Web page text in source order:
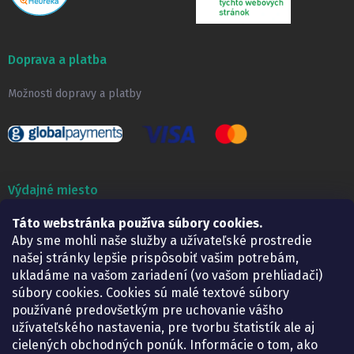
Táto webstránka používa súbory cookies.
Aby sme mohli naše služby a užívateľské prostredie
našej stránky lepšie prispôsobiť vašim potrebám,
ukladáme na vašom zariadení (vo vašom prehliadači)
súbory cookies. Cookies sú malé textové súbory
používané predovšetkým pre uchovanie vášho
užívateľského nastavenia, pre tvorbu štatistík ale aj
cielených obchodných ponúk. Informácie o tom, ako
Doprava a platba
Možnosti dopravy a platby
Výdajné miesto
Lekáreň ADONAI
Košice – Smetanova 2
Pondelok:
07.30 – 15.30 h.
Utorok:
07.30 – 16.00 h.
Streda:
07.30 – 16.00 h.
Štvrtok:
07.30 – 15.30 h.
Piatok:
07.30 – 15.30 h.
KONTAKT